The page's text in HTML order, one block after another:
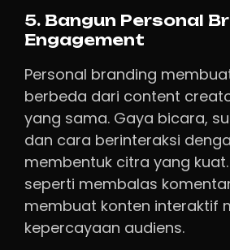
5. Bangun Personal
Engagement
Personal branding
berbeda dari content
yang sama. Gaya bicara,
dan cara berinteraksi
membentuk citra yang
seperti membalas
membuat konten interaktif
kepercayaan audiens.